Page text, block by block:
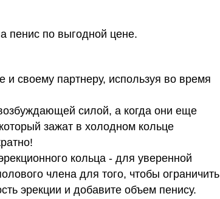
пенис по выгодной цене.
и своему партнеру, используя во время
силой, а когда они еще
зажат в холодном кольце
кольца - для уверенной
члена для того, чтобы ограничить
эрекции и добавите объем пенису.